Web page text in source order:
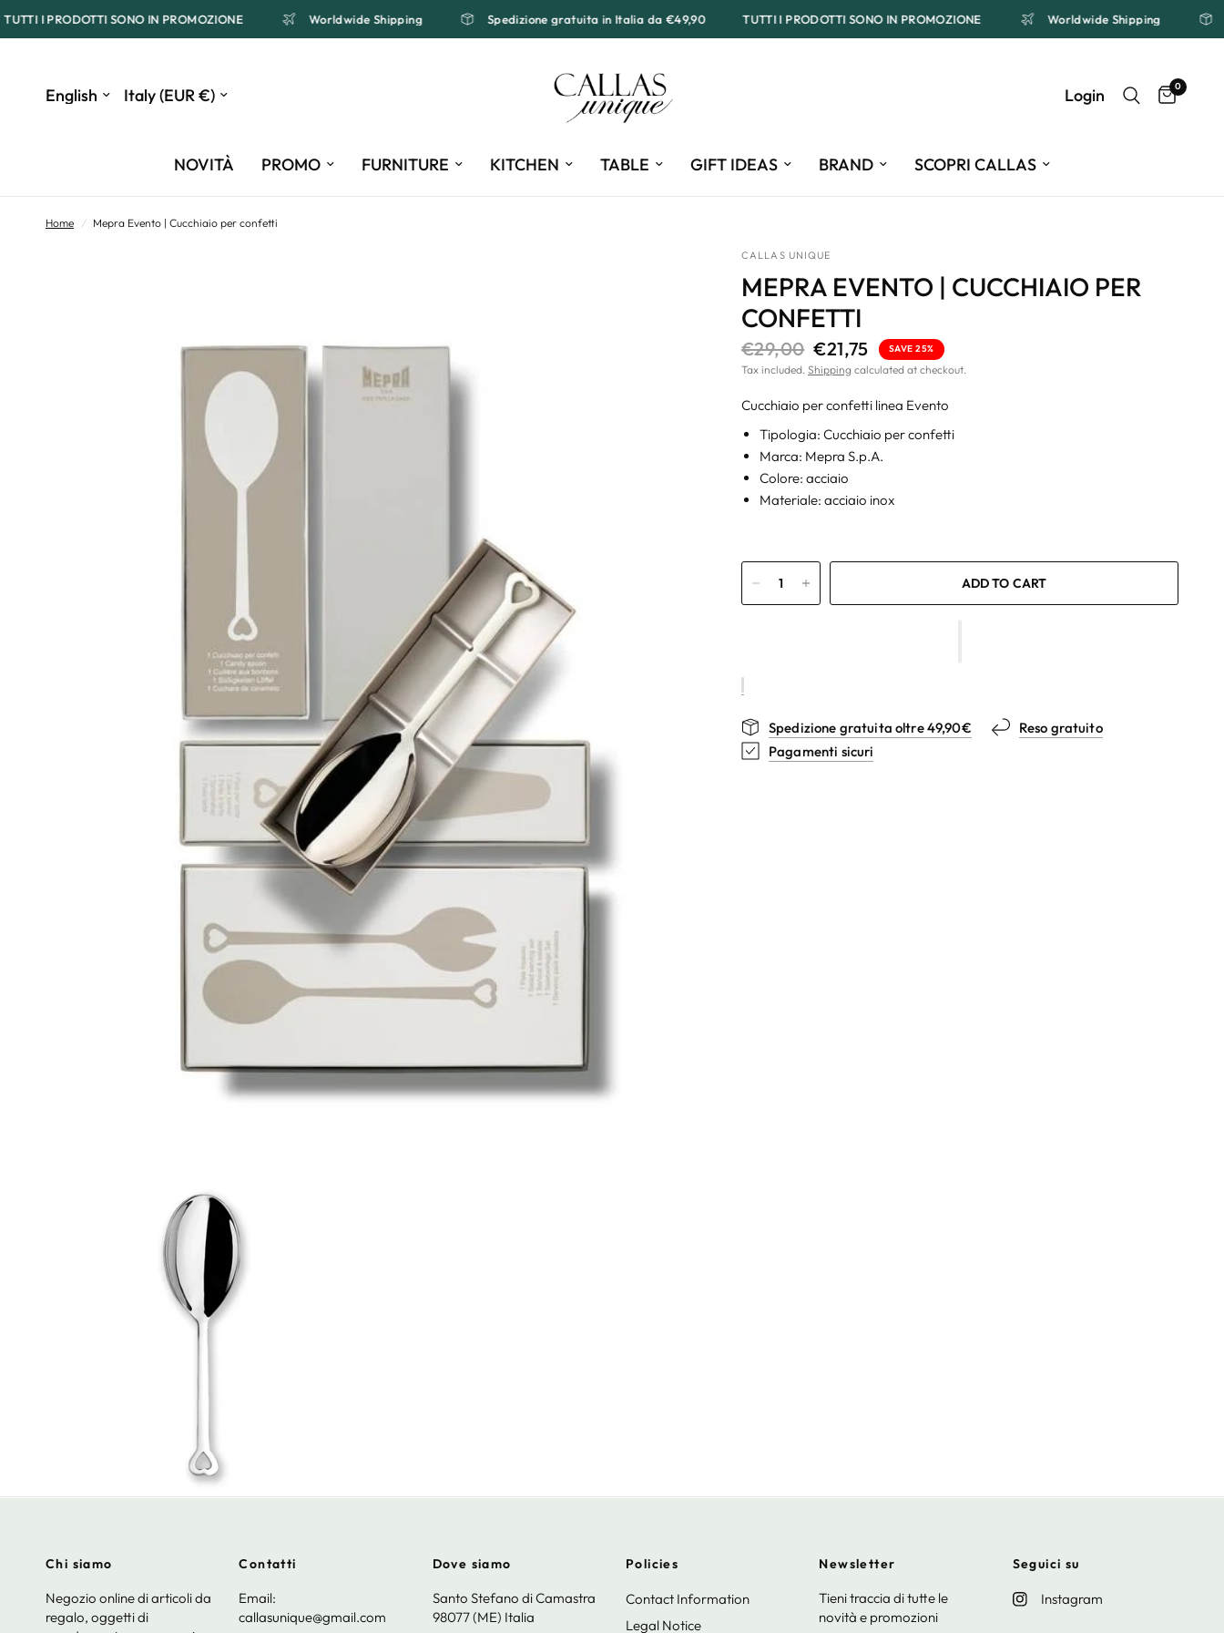
TUTTI I PRODOTTI SONO IN PROMOZIONE Worldwide Shipping Spedizione gratuita in Italia da €49,90 TUTTI I PRODOTTI SONO IN PROMOZIONE Worldwide Shipping
Update
country/region
Update
country/region
Login 0
NOVITÀ PROMO FURNITURE KITCHEN TABLE GIFT IDEAS BRAND SCOPRI CALLAS
Home / Mepra Evento | Cucchiaio per confetti
CALLAS UNIQUE
MEPRA EVENTO | CUCCHIAIO PER
CONFETTI
€29,00 €21,75 SAVE 25%
Tax included. Shipping calculated at checkout.
Cucchiaio per confetti linea Evento
Tipologia: Cucchiaio per confetti
Marca: Mepra S.p.A.
Colore: acciaio
Materiale: acciaio inox
ADD TO CART
Spedizione gratuita oltre 49,90€
Reso gratuito
Pagamenti sicuri
Chi siamo
Negozio online di articoli da
regalo, oggetti di
Contatti
Email:
callasunique@gmail.com
Dove siamo
Santo Stefano di Camastra
98077 (ME) Italia
Policies
Contact Information
Legal Notice
Newsletter
Tieni traccia di tutte le
novità e promozioni
Seguici su
Instagram